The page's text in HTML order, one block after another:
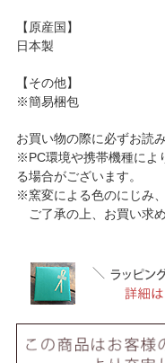
【原産国】
日本製
【その他】
※簡易梱包
お買い物の際に必ずお読
※PC環境や携帯機種によ
る場合がございます。
※窯変による色のにじみ
ご了承の上、お買い求